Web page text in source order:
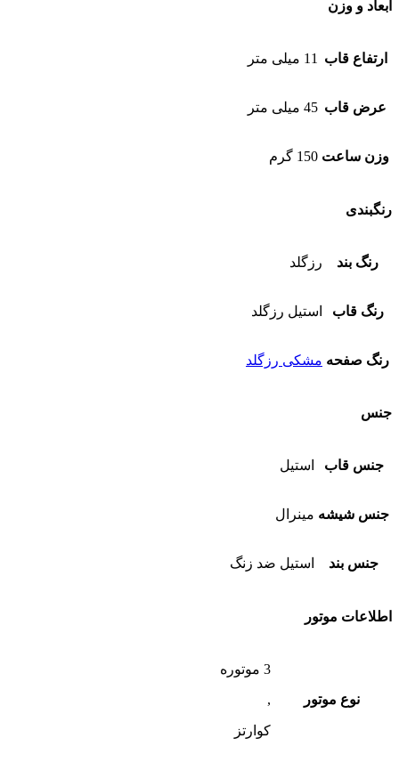
ابعاد و وزن
ارتفاع قاب 11 میلی متر
عرض قاب 45 میلی متر
وزن ساعت 150 گرم
رنگبندی
رنگ بند رزگلد
رنگ قاب استیل رزگلد
رنگ صفحه مشکی رزگلد
جنس
جنس قاب استیل
جنس شیشه مینرال
جنس بند استیل ضد زنگ
اطلاعات موتور
نوع موتور
3 موتوره
,
کوارتز